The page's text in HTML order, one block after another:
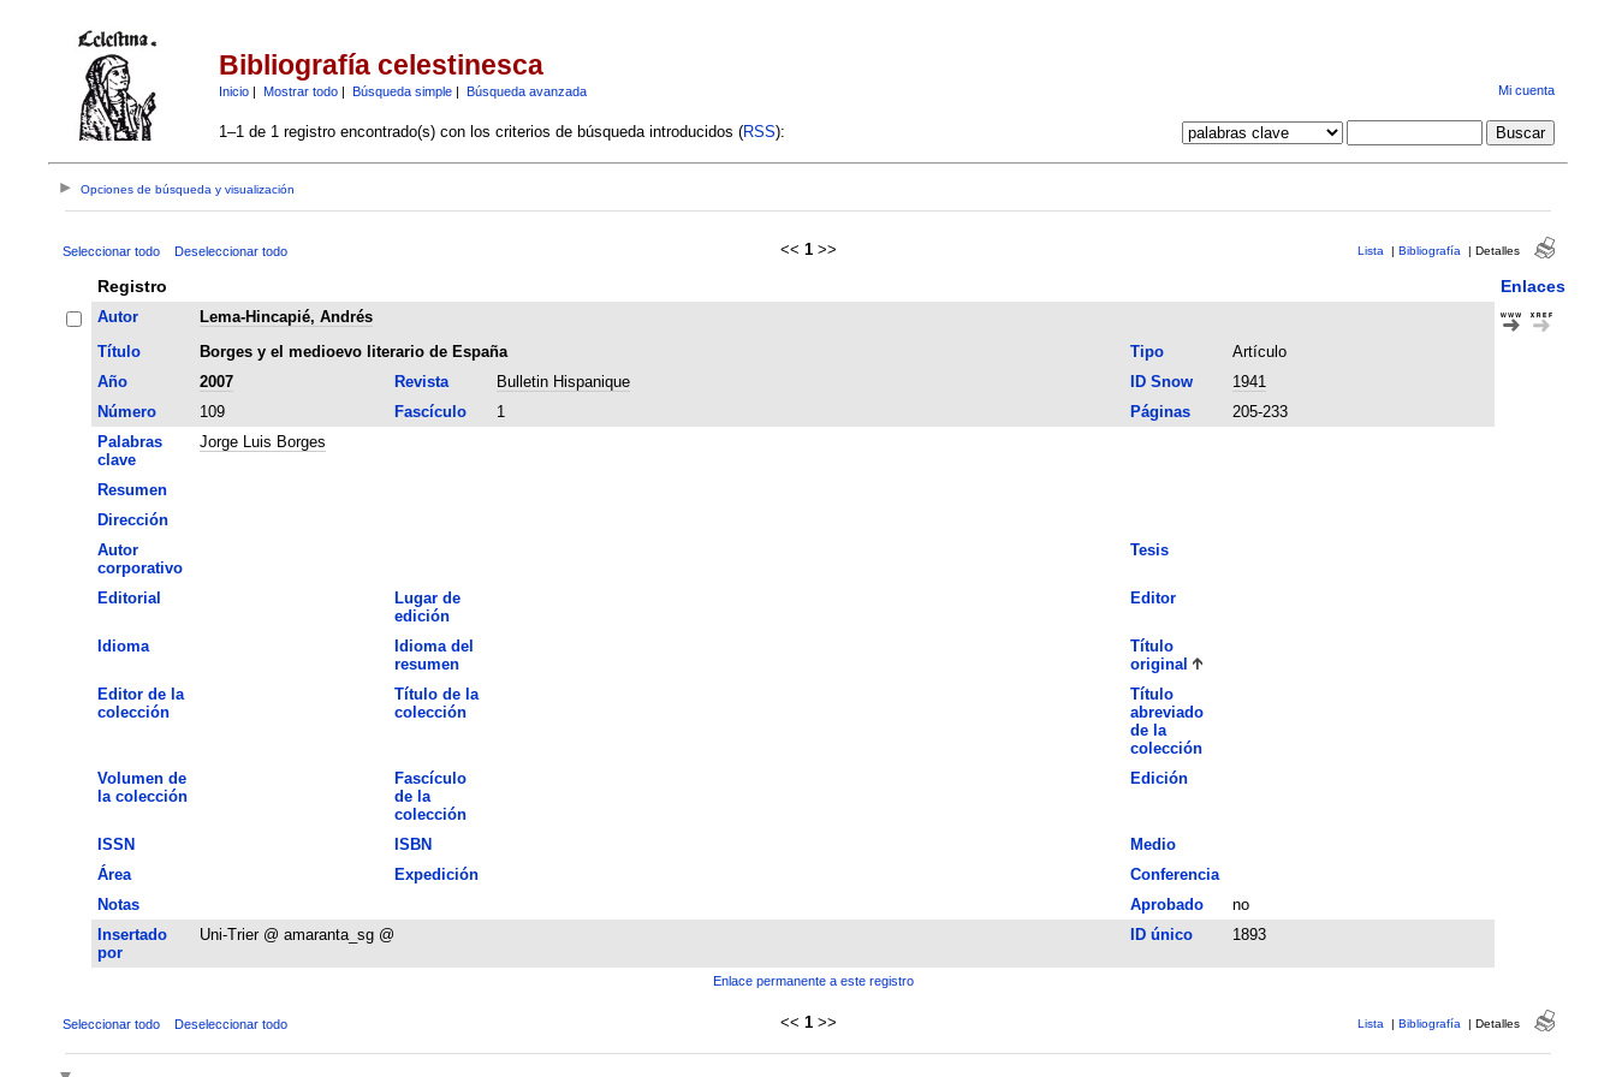
Bibliografía celestinesca
Inicio| Mostrar todo| Búsqueda simple| Búsqueda avanzada Mi cuenta
1–1 de 1 registro encontrado(s) con los criterios de búsqueda introducidos (RSS):
Opciones de búsqueda y visualización
Seleccionar todo Deseleccionar todo << 1 >> Lista | Bibliografía | Detalles
Registro Enlaces
Autor
Lema-Hincapié, Andrés
Título
Borges y el medioevo literario de España Tipo
Artículo
Año
2007 Revista Bulletin Hispanique ID Snow
1941
Número
109 Fascículo 1 Páginas
205-233
Palabras
clave
Jorge Luis Borges
Resumen
Dirección
Autor
corporativo
Tesis
Editorial
Lugar de
edición
Editor
Idioma
Idioma del
resumen
Título
original
Editor de la
colección
Título de la
colección
Título
abreviado
de la
colección
Volumen de
la colección
Fascículo
de la
colección
Edición
ISSN ISBN
Medio
Área
Expedición
Conferencia
Notas
Aprobado
no
Insertado
por
Uni-Trier @ amaranta_sg @ ID único 1893
Enlace permanente a este registro
Seleccionar todo Deseleccionar todo << 1 >> Lista | Bibliografía | Detalles